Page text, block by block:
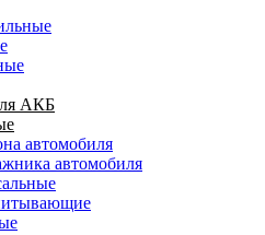
АКБ
автомобиля
автомобиля